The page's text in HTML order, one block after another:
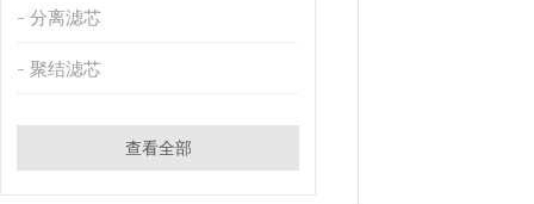
分离滤芯
聚结滤芯
查看全部